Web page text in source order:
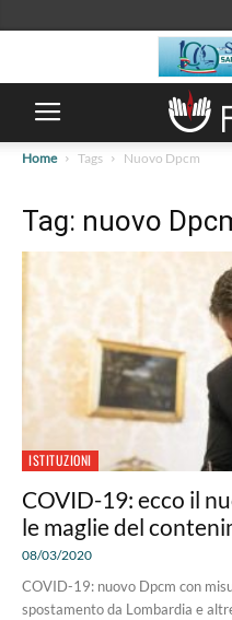
Home Tags Nuovo Dpcm
Tag: nuovo
ISTITUZIONI
COVID-19: ecco il
le maglie del
08/03/2020
COVID-19: nuovo Dpcm con
spostamento da Lombardia e